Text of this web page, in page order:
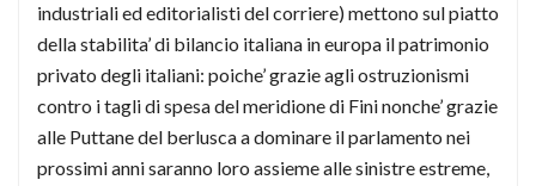
industriali ed editorialisti del corriere) mettono sul piatto
della stabilita’ di bilancio italiana in europa il patrimonio
privato degli italiani: poiche’ grazie agli ostruzionismi
contro i tagli di spesa del meridione di Fini nonche’ grazie
alle Puttane del berlusca a dominare il parlamento nei
prossimi anni saranno loro assieme alle sinistre estreme,